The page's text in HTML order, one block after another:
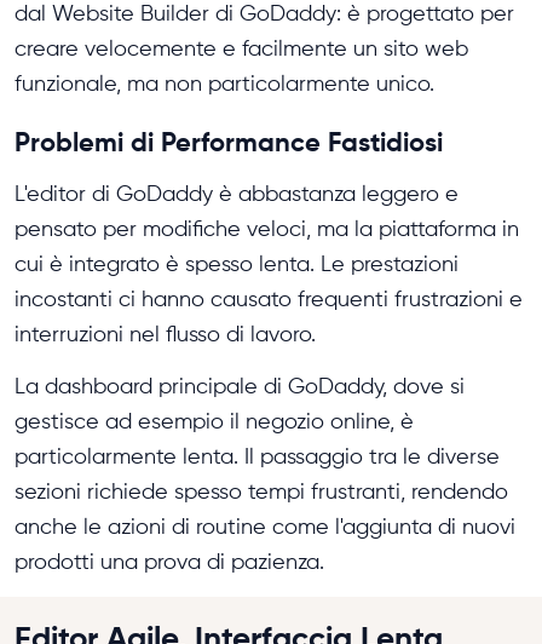
dal Website Builder di GoDaddy: è progettato per
creare velocemente e facilmente un sito web
funzionale, ma non particolarmente unico.
Problemi di Performance Fastidiosi
L'editor di GoDaddy è abbastanza leggero e
pensato per modifiche veloci, ma la piattaforma in
cui è integrato è spesso lenta. Le prestazioni
incostanti ci hanno causato frequenti frustrazioni e
interruzioni nel flusso di lavoro.
La dashboard principale di GoDaddy, dove si
gestisce ad esempio il negozio online, è
particolarmente lenta. Il passaggio tra le diverse
sezioni richiede spesso tempi frustranti, rendendo
anche le azioni di routine come l'aggiunta di nuovi
prodotti una prova di pazienza.